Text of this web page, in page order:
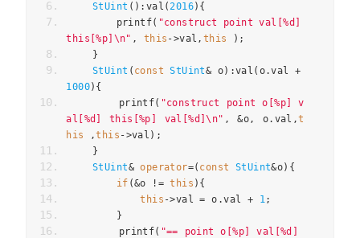
StUint (): val (2016){
        printf
( "construct point val[%d]
this[%p]\n" , this ->val , this
);
}
StUint ( const StUint& o):val ( o.val +
1000){
        printf
( "construct point o[%p] v
al[%d] this[%p] val[%d]\n" , &o, o. val ,t
his
,this ->val );
}
StUint& operator=( const StUint&o){
if (&o != this ){
this ->val = o .val + 1;
}
        printf
( "== point o[%p] val[%d]